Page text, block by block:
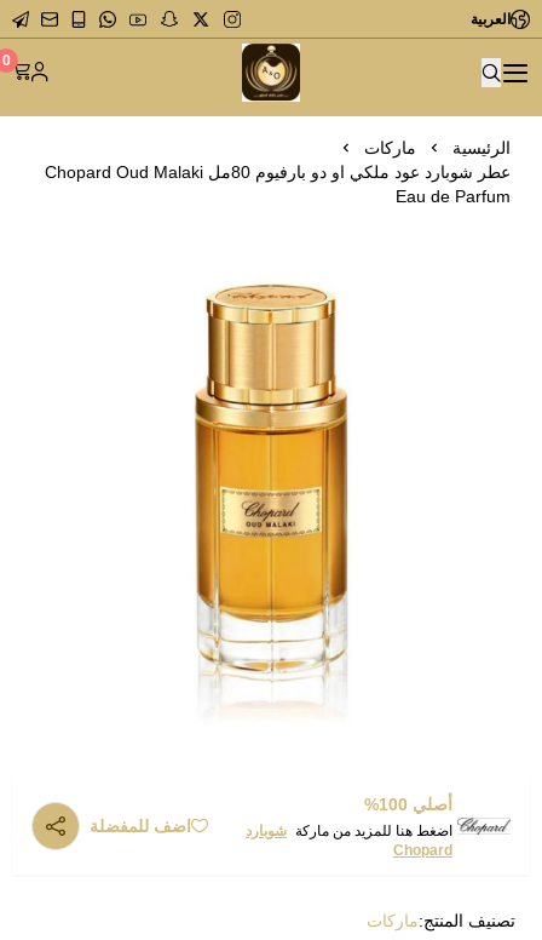
العربية
متجر عاشق العطور 0
الرئيسية
ماركات
عطر شوبارد عود ملكي او دو بارفيوم 80مل Chopard Oud Malaki
Eau de Parfum
أصلي 100%
اضغط هنا للمزيد من ماركة شوبارد
Chopard
اضف للمفضلة
تصنيف المنتج:ماركات